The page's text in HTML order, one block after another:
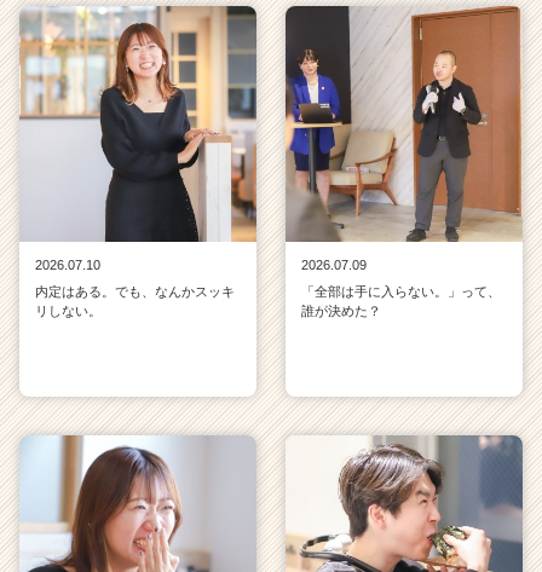
2026.07.10
内定はある。でも、なんかスッキ
リしない。
2026.07.09
「全部は手に入らない。」って、
誰が決めた？